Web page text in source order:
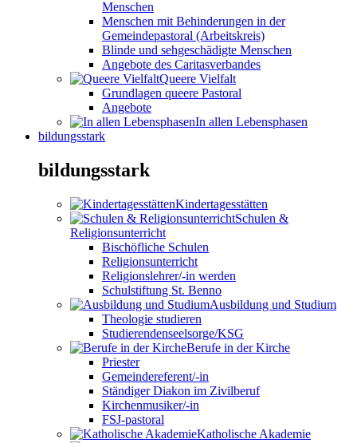
Menschen
Menschen mit Behinderungen in der
Gemeindepastoral (Arbeitskreis)
Blinde und sehgeschädigte Menschen
Angebote des Caritasverbandes
Queere Vielfalt
Grundlagen queere Pastoral
Angebote
In allen Lebensphasen
bildungsstark
bildungsstark
Kindertagesstätten
Schulen &
Religionsunterricht
Bischöfliche Schulen
Religionsunterricht
Religionslehrer/-in werden
Schulstiftung St. Benno
Ausbildung und Studium
Theologie studieren
Studierendenseelsorge/KSG
Berufe in der Kirche
Priester
Gemeindereferent/-in
Ständiger Diakon im Zivilberuf
Kirchenmusiker/-in
FSJ-pastoral
Katholische Akademie